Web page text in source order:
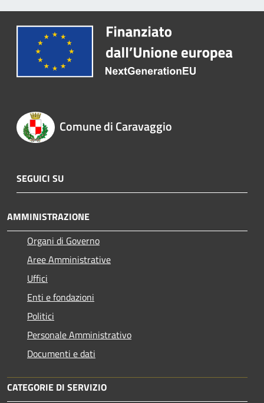
Comune di Caravaggio
SEGUICI SU
AMMINISTRAZIONE
Organi di Governo
Aree Amministrative
Uffici
Enti e fondazioni
Politici
Personale Amministrativo
Documenti e dati
CATEGORIE DI SERVIZIO